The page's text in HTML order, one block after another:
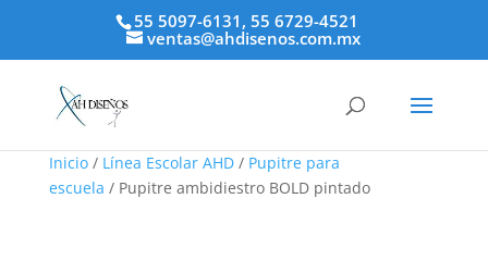
55 5097-6131, 55 6729-4521
ventas@ahdisenos.com.mx
Inicio/ Línea Escolar AHD/ Pupitre para
escuela / Pupitre ambidiestro BOLD pintado